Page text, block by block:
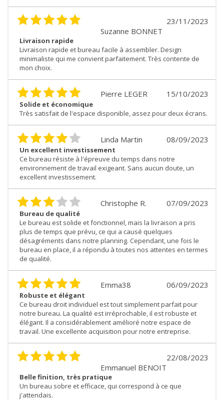
23/11/2023
Suzanne BONNET
Livraison rapide
Livraison rapide et bureau facile à assembler. Design
minimaliste qui me convient parfaitement. Très contente de
mon choix.
15/10/2023
Pierre LEGER
Solide et économique
Très satisfait de l'espace disponible, assez pour deux écrans.
08/09/2023
Linda Martin
Un excellent investissement
Ce bureau résiste à l'épreuve du temps dans notre
environnement de travail exigeant. Sans aucun doute, un
excellent investissement.
07/09/2023
Christophe R.
Bureau de qualité
Le bureau est solide et fonctionnel, mais la livraison a pris
plus de temps que prévu, ce qui a causé quelques
désagréments dans notre planning. Cependant, une fois le
bureau en place, il a répondu à toutes nos attentes en termes
de qualité.
06/09/2023
Emma38
Robuste et élégant
Ce bureau droit individuel est tout simplement parfait pour
notre bureau. La qualité est irréprochable, il est robuste et
élégant. Il a considérablement amélioré notre espace de
travail. Une excellente acquisition pour notre entreprise.
22/08/2023
Emmanuel BENOIT
Belle finition, très pratique
Un bureau sobre et efficace, qui correspond à ce que
j'attendais.